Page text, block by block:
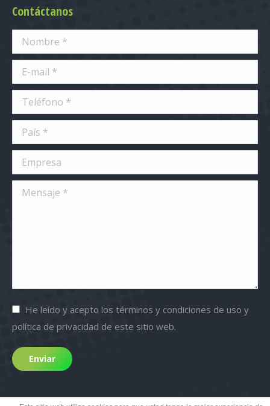
Contáctanos
Nombre *
E-mail *
Teléfono *
País *
Empresa
Mensaje *
He leído y acepto los términos y condiciones de uso y
política de privacidad de este sitio web.
Enviar